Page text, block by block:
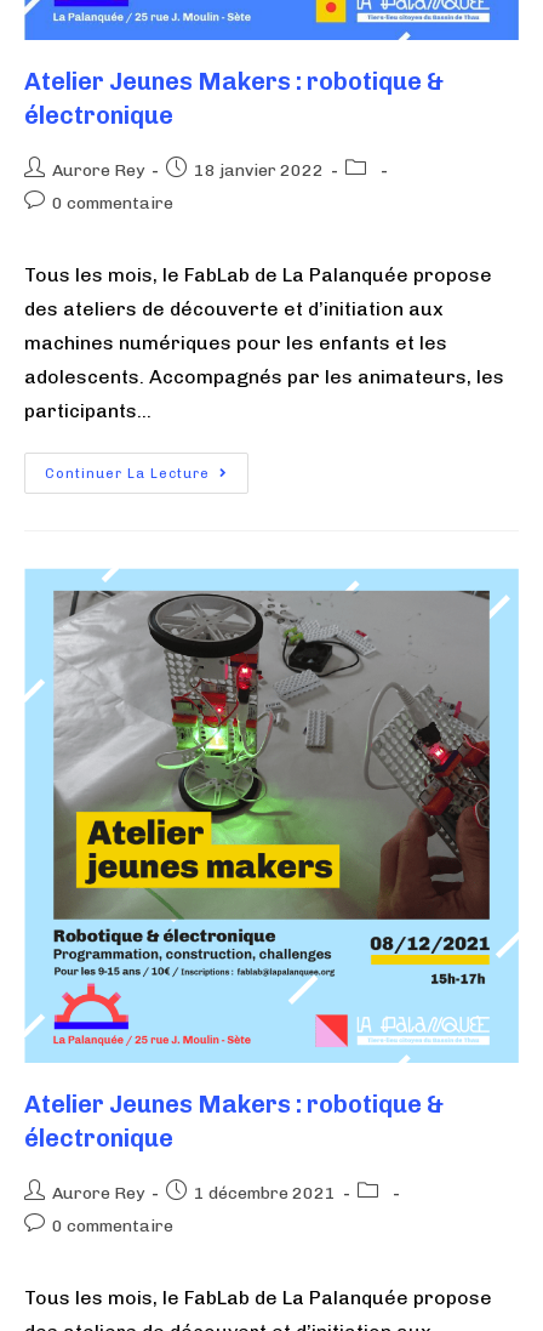
Atelier Jeunes Makers : robotique &
électronique
Aurore Rey
18 janvier 2022
0 commentaire
Tous les mois, le FabLab de La Palanquée propose
des ateliers de découverte et d’initiation aux
machines numériques pour les enfants et les
adolescents. Accompagnés par les animateurs, les
participants…
Continuer La Lecture
Atelier Jeunes Makers : robotique &
électronique
Aurore Rey
1 décembre 2021
0 commentaire
Tous les mois, le FabLab de La Palanquée propose